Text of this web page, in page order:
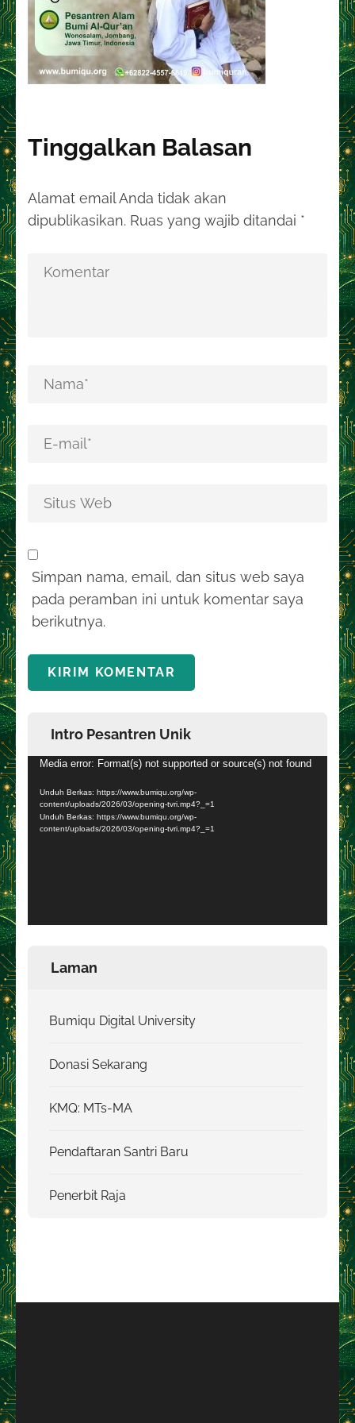
Tinggalkan Balasan
Alamat email Anda tidak akan
dipublikasikan. Ruas yang wajib ditandai *
Simpan nama, email, dan situs web saya
pada peramban ini untuk komentar saya
berikutnya.
Intro Pesantren Unik
Pemutar
Media error: Format(s) not supported or source(s) not found
Unduh Berkas: https://www.bumiqu.org/wp-
content/uploads/2026/03/opening-tvri.mp4?_=1
Unduh Berkas: https://www.bumiqu.org/wp-
content/uploads/2026/03/opening-tvri.mp4?_=1
Laman
Bumiqu Digital University
Donasi Sekarang
KMQ: MTs-MA
Pendaftaran Santri Baru
Penerbit Raja